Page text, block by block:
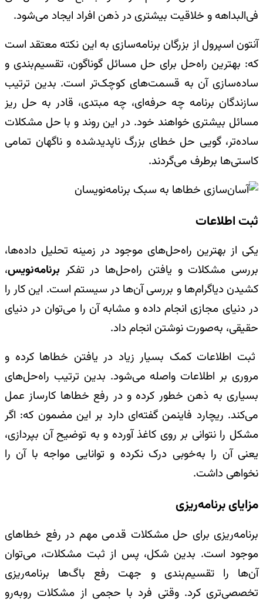
فی‌البداهه و خلاقیت بیشتری در ذهن افراد ایجاد می‌شود.
آنتون اسپرول از بزرگان برنامه‌سازی به این نکته معتقد است
که: بهترین راه‌حل برای حل مسائل گوناگون، تقسیم‌بندی و
ساده‌سازی آن به قسمت‌های کوچک‌تر است. بدین ترتیب
سازندگان برنامه چه حرفه‌ای، چه مبتدی، قادر به حل ریز
مسائل بیشتری خواهند خود. در این روند و با حل مشکلات
ساده‌تر، گویی حل خطای بزرگ ناپدیدشده و ناگهان تمامی
کاستی‌ها برطرف می‌گردند.
ثبت اطلاعات
یکی از بهترین راه‌حل‌های موجود در زمینه تحلیل داده‌ها،
بررسی مشکلات و یافتن راه‌حل‌ها در تفکر برنامه‌نویس،
کشیدن دیاگرام‌ها و بررسی آن‌ها در سیستم است. این کار را
در دنیای مجازی انجام داده و مشابه آن را می‌توان در دنیای
حقیقی، به‌صورت نوشتن انجام داد.
ثبت اطلاعات کمک بسیار زیاد در یافتن خطاها کرده و
مروری بر اطلاعات واصله می‌شود. بدین ترتیب راه‌حل‌های
بسیاری به ذهن خطور کرده و در رفع خطاها کارساز عمل
می‌کند. ریچارد فاینمن گفته‌ای دارد بر این مضمون که: اگر
مشکل را نتوانی بر روی کاغذ آورده و به توضیح آن بپردازی،
یعنی آن را به‌خوبی درک نکرده و توانایی مواجه با آن را
نخواهی داشت.
مزایای برنامه‌ریزی
برنامه‌ریزی برای حل مشکلات قدمی مهم در رفع خطاهای
موجود است. بدین شکل، پس از ثبت مشکلات، می‌توان
آن‌ها را تقسیم‌بندی و جهت رفع باگ‌ها برنامه‌ریزی
تخصصی‌تری کرد. وقتی فرد با حجمی از مشکلات روبه‌رو